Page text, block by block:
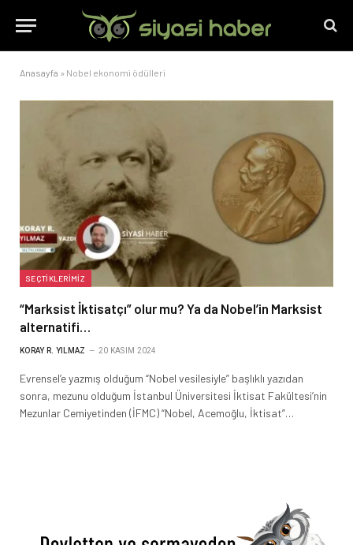
Anasayfa » Nobel ekonomi ödülleri
SEÇTIKLERIMIZ
“Marksist İktisatçı” olur mu? Ya da Nobel’in Marksist
alternatifi…
KORAY R. YILMAZ 20 KASIM 2024
Evrensel’e yazmış olduğum “Nobel vesilesiyle” başlıklı yazıdan
sonra, mezunu olduğum İstanbul Üniversitesi İktisat Fakültesi’nin
Mezunlar Cemiyetinden (İFMC) “Nobel, Acemoğlu, İktisat”…